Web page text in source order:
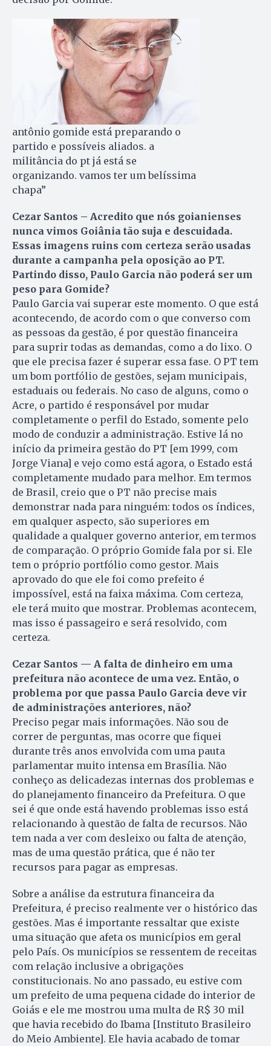
antônio gomide está preparando o
partido e possíveis aliados. a
militância do pt já está se
organizando. vamos ter um belíssima
chapa”
Cezar Santos – Acredito que nós goianienses
nunca vimos Goiânia tão suja e descuidada.
Essas imagens ruins com certeza serão usadas
durante a campanha pela oposição ao PT.
Partindo disso, Paulo Garcia não poderá ser um
peso para Gomide?
Paulo Garcia vai superar este momento. O que está
acontecendo, de acordo com o que converso com
as pessoas da gestão, é por questão financeira
para suprir todas as demandas, como a do lixo. O
que ele precisa fazer é superar essa fase. O PT tem
um bom portfólio de gestões, sejam municipais,
estaduais ou federais. No caso de alguns, como o
Acre, o partido é responsável por mudar
completamente o perfil do Estado, somente pelo
modo de conduzir a administração. Estive lá no
início da primeira gestão do PT [em 1999, com
Jorge Viana] e vejo como está agora, o Estado está
completamente mudado para melhor. Em termos
de Brasil, creio que o PT não precise mais
demonstrar nada para ninguém: todos os índices,
em qualquer aspecto, são superiores em
qualidade a qualquer governo anterior, em termos
de comparação. O próprio Gomide fala por si. Ele
tem o próprio portfólio como gestor. Mais
aprovado do que ele foi como prefeito é
impossível, está na faixa máxima. Com certeza,
ele terá muito que mostrar. Problemas acontecem,
mas isso é passageiro e será resolvido, com
certeza.
Cezar Santos — A falta de dinheiro em uma
prefeitura não acontece de uma vez. Então, o
problema por que passa Paulo Garcia deve vir
de administrações anteriores, não?
Preciso pegar mais informações. Não sou de
correr de perguntas, mas ocorre que fiquei
durante três anos envolvida com uma pauta
parlamentar muito intensa em Brasília. Não
conheço as delicadezas internas dos problemas e
do planejamento financeiro da Prefeitura. O que
sei é que onde está havendo problemas isso está
relacionando à questão de falta de recursos. Não
tem nada a ver com desleixo ou falta de atenção,
mas de uma questão prática, que é não ter
recursos para pagar as empresas.
Sobre a análise da estrutura financeira da
Prefeitura, é preciso realmente ver o histórico das
gestões. Mas é importante ressaltar que existe
uma situação que afeta os municípios em geral
pelo País. Os municípios se ressentem de receitas
com relação inclusive a obrigações
constitucionais. No ano passado, eu estive com
um prefeito de uma pequena cidade do interior de
Goiás e ele me mostrou uma multa de R$ 30 mil
que havia recebido do Ibama [Instituto Brasileiro
do Meio Am­biente]. Ele havia acabado de tomar